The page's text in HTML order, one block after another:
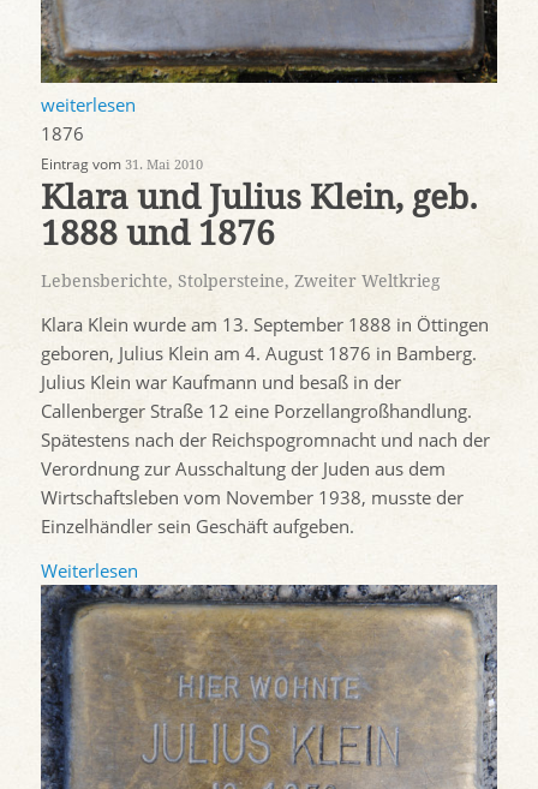
weiterlesen
1876
Eintrag vom 31. Mai 2010
Klara und Julius Klein, geb.
1888 und 1876
Lebensberichte, Stolpersteine, Zweiter Weltkrieg
Klara Klein wurde am 13. September 1888 in Öttingen
geboren, Julius Klein am 4. August 1876 in Bamberg.
Julius Klein war Kaufmann und besaß in der
Callenberger Straße 12 eine Porzellangroßhandlung.
Spätestens nach der Reichspogromnacht und nach der
Verordnung zur Ausschaltung der Juden aus dem
Wirtschaftsleben vom November 1938, musste der
Einzelhändler sein Geschäft aufgeben.
Weiterlesen